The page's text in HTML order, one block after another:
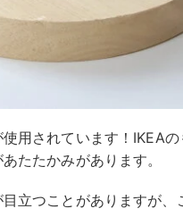
用されています！IKEA
たたかみがあります。
立つことがありますが、